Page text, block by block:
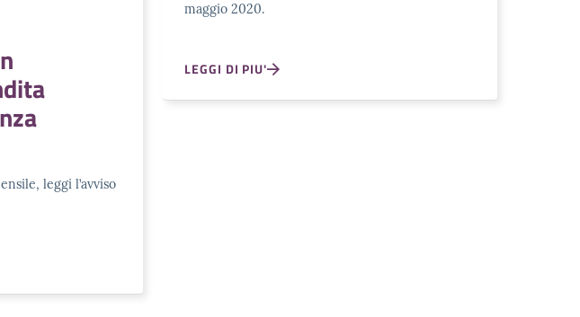
leggi l’avviso
maggio 2020.
LEGGI DI PIU'